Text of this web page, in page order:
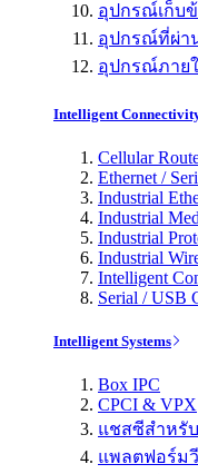
อุปกรณ์เก็บ
อุปกรณ์ที่ผ่า
อุปกรณ์ภายใ
Intelligent
Cellular
Ethernet /
Industrial
Industrial
Industrial
Industrial
Intelligent
Serial / USB
Intelligent Systems
Box IPC
CPCI & VPX
แชสซีสำหรั
แพลตฟอร์ม